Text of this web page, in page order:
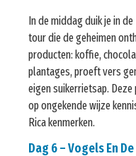
In de middag duik je in
tour die de geheimen
producten: koffie,
plantages, proeft vers
eigen suikerrietsap.
op ongekende wijze
Rica kenmerken.
Dag 6 – Vogels En